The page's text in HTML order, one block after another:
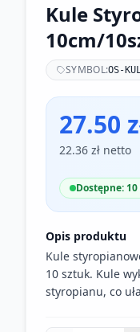
Kule
10cm/
SYMBOL:OS-
27.50
22.36 zł netto
Dostępne: 10
Opis produktu
Kule
10 sztuk. Kule
styropianu, co